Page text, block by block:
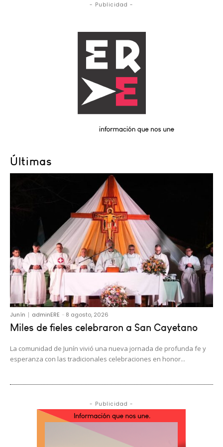
- Publicidad -
Últimas
Junín adminERE - 8 agosto, 2026
Miles de fieles celebraron a San Cayetano
La comunidad de Junín vivió una nueva jornada de profunda fe y
esperanza con las tradicionales celebraciones en honor...
- Publicidad -